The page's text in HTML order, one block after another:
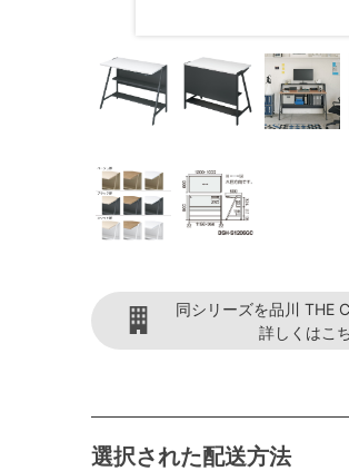
同シリーズを品川 THE
詳しくはこ
選択された配送方法